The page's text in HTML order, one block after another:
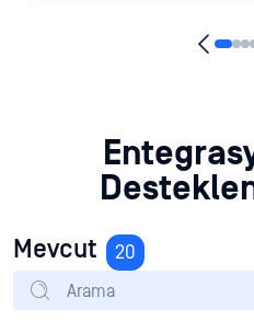
Mevcut 20